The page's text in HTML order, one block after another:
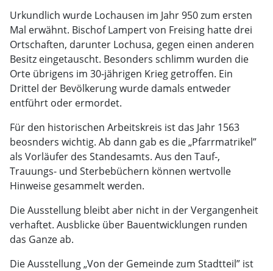
Urkundlich wurde Lochausen im Jahr 950 zum ersten
Mal erwähnt. Bischof Lampert von Freising hatte drei
Ortschaften, darunter Lochusa, gegen einen anderen
Besitz eingetauscht. Besonders schlimm wurden die
Orte übrigens im 30-jährigen Krieg getroffen. Ein
Drittel der Bevölkerung wurde damals entweder
entführt oder ermordet.
Für den historischen Arbeitskreis ist das Jahr 1563
beosnders wichtig. Ab dann gab es die „Pfarrmatrikel”
als Vorläufer des Standesamts. Aus den Tauf-,
Trauungs- und Sterbebüchern können wertvolle
Hinweise gesammelt werden.
Die Ausstellung bleibt aber nicht in der Vergangenheit
verhaftet. Ausblicke über Bauentwicklungen runden
das Ganze ab.
Die Ausstellung „Von der Gemeinde zum Stadtteil” ist